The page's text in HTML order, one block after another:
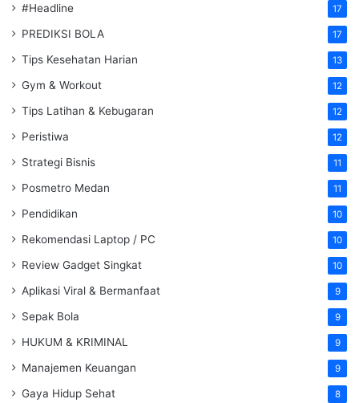
#Headline 17
PREDIKSI BOLA 17
Tips Kesehatan Harian 13
Gym & Workout 12
Tips Latihan & Kebugaran 12
Peristiwa 12
Strategi Bisnis 11
Posmetro Medan 11
Pendidikan 10
Rekomendasi Laptop / PC 10
Review Gadget Singkat 10
Aplikasi Viral & Bermanfaat 9
Sepak Bola 9
HUKUM & KRIMINAL 9
Manajemen Keuangan 9
Gaya Hidup Sehat 8